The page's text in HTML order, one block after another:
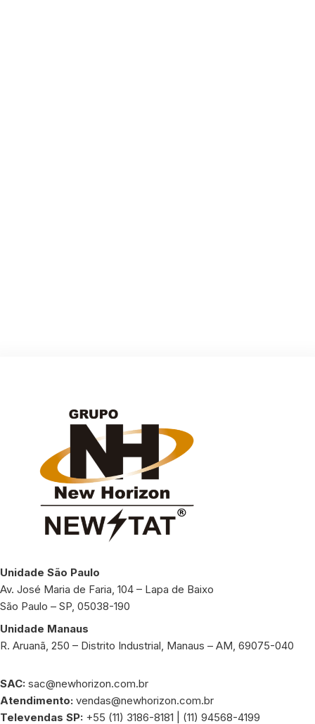
Unidade São Paulo
Av. José Maria de Faria, 104 – Lapa de Baixo
São Paulo – SP, 05038-190
Unidade Manaus
R. Aruanã, 250 – Distrito Industrial, Manaus – AM, 69075-040
SAC: sac@newhorizon.com.br
Atendimento: vendas@newhorizon.com.br
Televendas SP: +55 (11) 3186-8181 | (11) 94568-4199